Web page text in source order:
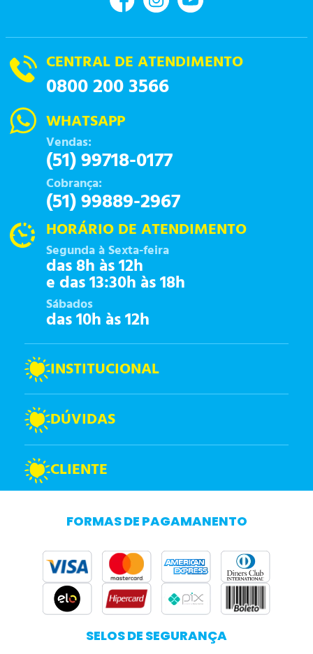
CENTRAL DE ATENDIMENTO
0800 200 3566
WHATSAPP
Vendas:
(51) 99718-0177
Cobrança:
(51) 99889-2967
HORÁRIO DE ATENDIMENTO
Segunda à Sexta-feira
das 8h às 12h
e das 13:30h às 18h
Sábados
das 10h às 12h
INSTITUCIONAL
DÚVIDAS
CLIENTE
FORMAS DE PAGAMANENTO
SELOS DE SEGURANÇA